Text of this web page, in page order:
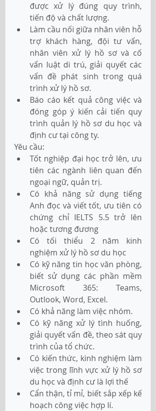
được xử lý đúng quy trình,
tiến độ và chất lượng.
Làm cầu nối giữa nhân viên hỗ
trợ khách hàng, đội tư vấn,
nhân viên xử lý hồ sơ và cố
vấn luật di trú, giải quyết các
vấn đề phát sinh trong quá
trình xử lý hồ sơ.
Báo cáo kết quả công việc và
đóng góp ý kiến cải tiến quy
trình quản lý hồ sơ du học và
định cư tại công ty.
Yêu cầu:
Tốt nghiệp đại học trở lên, ưu
tiên các ngành liên quan đến
ngoại ngữ, quản trị.
Có khả năng sử dụng tiếng
Anh đọc và viết tốt, ưu tiên có
chứng chỉ IELTS 5.5 trở lên
hoặc tương đương
Có tối thiểu 2 năm kinh
nghiệm xử lý hồ sơ du học
Có kỹ năng tin học văn phòng,
biết sử dụng các phần mềm
Microsoft 365: Teams,
Outlook, Word, Excel.
Có khả năng làm việc nhóm.
Có kỹ năng xử lý tình huống,
giải quyết vấn đề, theo sát quy
trình của tổ chức.
Có kiến thức, kinh nghiệm làm
việc trong lĩnh vực xử lý hồ sơ
du học và định cư là lợi thế
Cẩn thận, tỉ mỉ, biết sắp xếp kế
hoạch công việc hợp lí.